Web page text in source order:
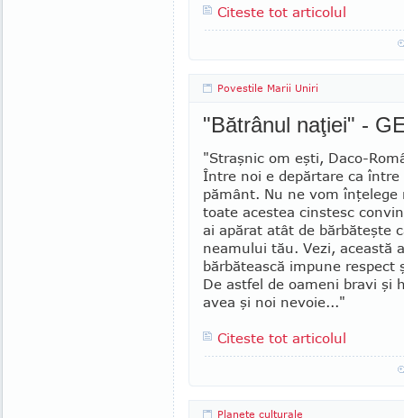
Citeste tot articolul
Povestile Marii Uniri
"Bătrânul naţiei" -
"Straşnic om eşti, Daco-
Între noi e depărtare ca între
pământ. Nu ne vom înţelege
toate acestea cinstesc
ai apărat atât de bărbăteşte
neamului tău. Vezi, aceas­tă
bărbătească impune respect
De ast­fel de oameni bravi şi
avea şi noi nevoie..."
Citeste tot articolul
Planete culturale